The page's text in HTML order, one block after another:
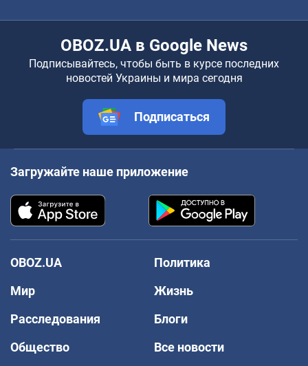
OBOZ.UA в Google News
Подписывайтесь, чтобы быть в курсе последних
новостей Украины и мира сегодня
Подписаться
Загружайте наше приложение
OBOZ.UA
Политика
Мир
Жизнь
Расследования
Блоги
Общество
Все новости